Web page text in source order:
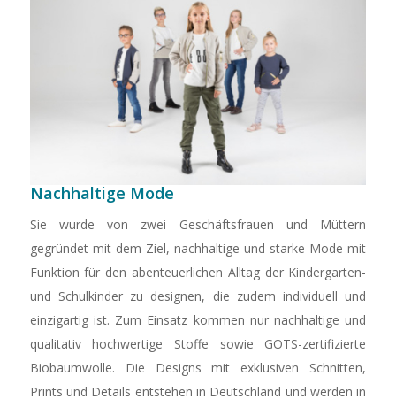
Nachhaltige Mode
Sie wurde von zwei Geschäftsfrauen und Müttern
gegründet mit dem Ziel, nachhaltige und starke Mode mit
Funktion für den abenteuerlichen Alltag der Kindergarten-
und Schulkinder zu designen, die zudem individuell und
einzigartig ist. Zum Einsatz kommen nur nachhaltige und
qualitativ hochwertige Stoffe sowie GOTS-zertifizierte
Biobaumwolle. Die Designs mit exklusiven Schnitten,
Prints und Details entstehen in Deutschland und werden in